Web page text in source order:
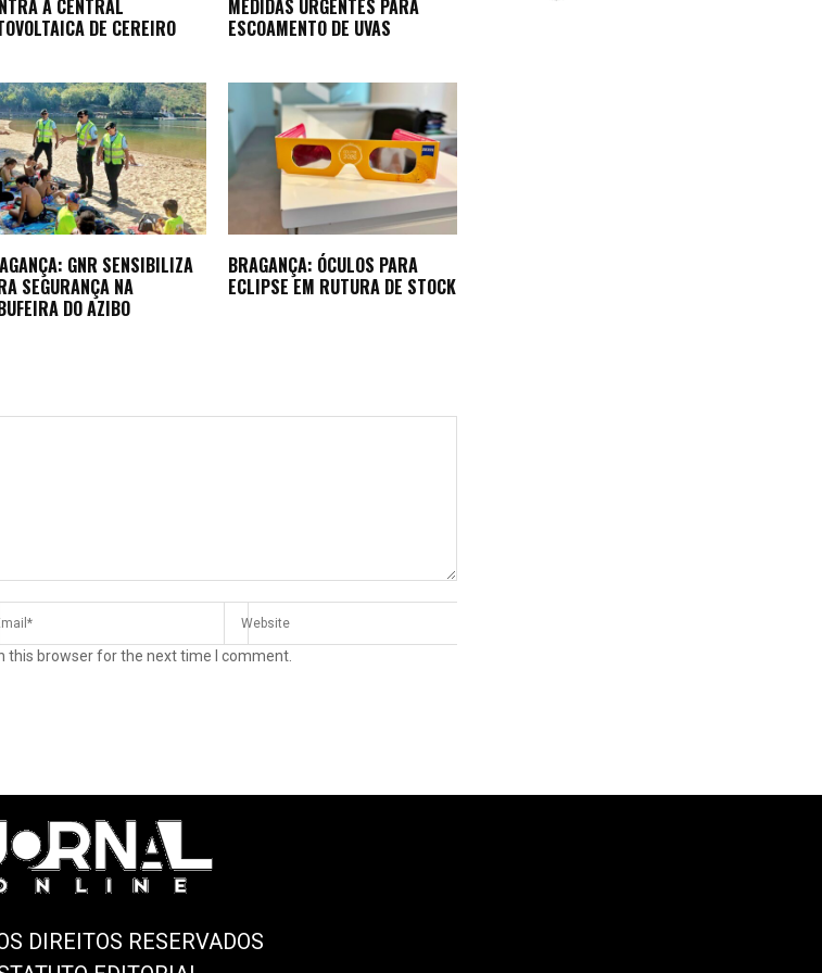
A CENTRAL
DE CEREIRO
MEDIDAS URGENTES PARA
ESCOAMENTO DE UVAS
GNR SENSIBILIZA
SEGURANÇA NA
DO AZIBO
BRAGANÇA: ÓCULOS PARA
ECLIPSE EM RUTURA DE STOCK
this browser for the next time I comment.
DIREITOS RESERVADOS